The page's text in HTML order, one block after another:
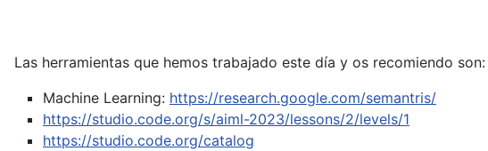
Las herramientas que hemos trabajado este día y os recomiendo son:
Machine Learning: https://research.google.com/semantris/
https://studio.code.org/s/aiml-2023/lessons/2/levels/1
https://studio.code.org/catalog